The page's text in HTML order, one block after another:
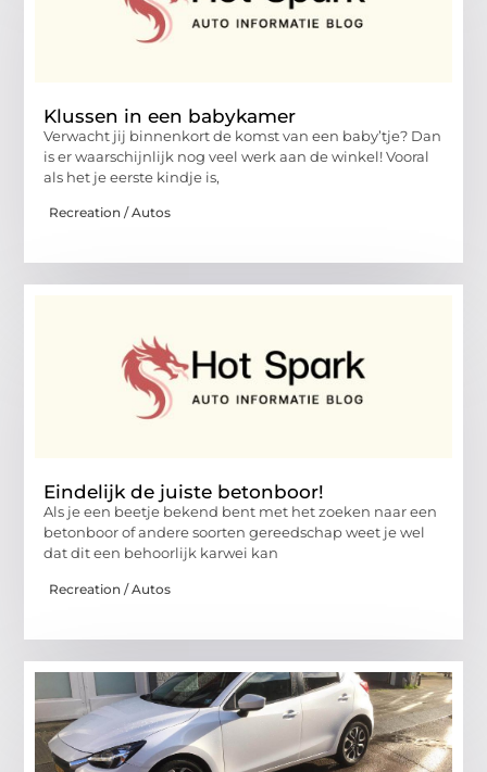
Klussen in een babykamer
Verwacht jij binnenkort de komst van een baby’tje? Dan
is er waarschijnlijk nog veel werk aan de winkel! Vooral
als het je eerste kindje is,
Recreation / Autos
Eindelijk de juiste betonboor!
Als je een beetje bekend bent met het zoeken naar een
betonboor of andere soorten gereedschap weet je wel
dat dit een behoorlijk karwei kan
Recreation / Autos